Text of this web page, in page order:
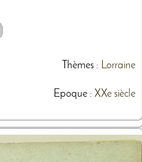
Thèmes: Lorraine
Epoque : XXe siècle